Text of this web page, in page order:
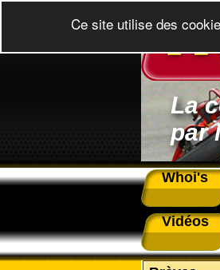
La
par
Whoi's
Vidéos
Ce site utilise des